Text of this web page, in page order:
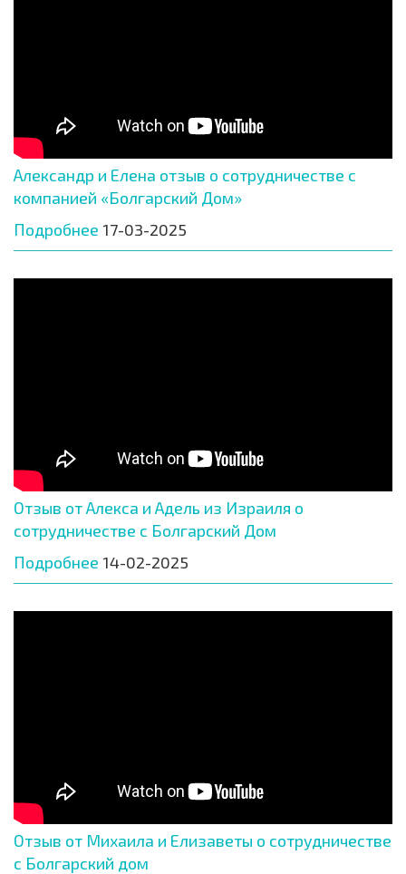
Александр и Елена отзыв о сотрудничестве с
компанией «Болгарский Дом»
Подробнее 17-03-2025
Отзыв от Алекса и Адель из Израиля о
сотрудничестве с Болгарский Дом
Подробнее 14-02-2025
Отзыв от Михаила и Елизаветы о сотрудничестве
с Болгарский дом